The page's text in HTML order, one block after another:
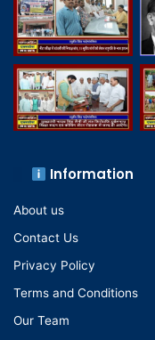
Information
About us
Contact Us
Privacy Policy
Terms and Conditions
Our Team